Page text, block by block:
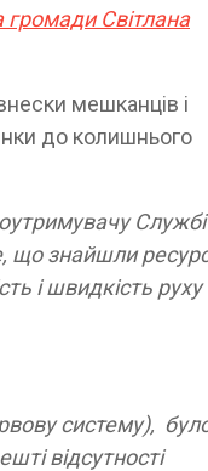
громади Світлана
мешканців і
до колишнього
Службі
що знайшли
і швидкість руху
систему),
відсутності